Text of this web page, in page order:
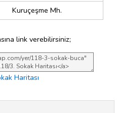
Kuruçeşme Mh.
link verebilirsiniz;
Haritası